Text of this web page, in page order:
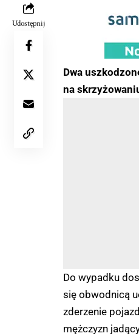
Udostępnij
Dwa
na
Do wypadku
się obwodnicą
zderzenie
mężczyzn